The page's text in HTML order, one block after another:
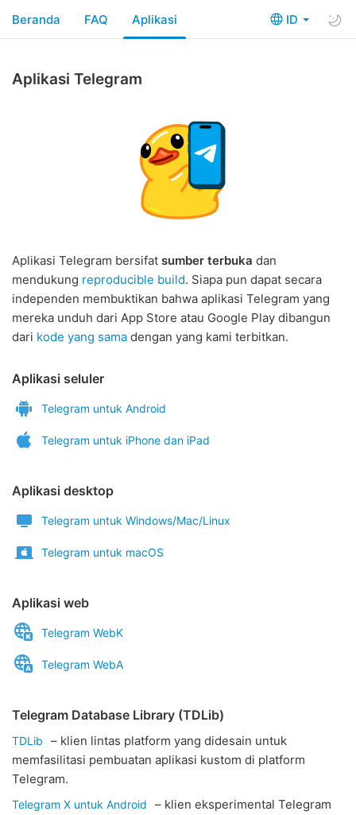
ID
Beranda FAQ Aplikasi
Aplikasi Telegram
Aplikasi Telegram bersifat sumber terbuka dan
mendukung reproducible build. Siapa pun dapat secara
independen membuktikan bahwa aplikasi Telegram yang
mereka unduh dari App Store atau Google Play dibangun
dari kode yang sama dengan yang kami terbitkan.
Aplikasi seluler
Telegram untuk Android
Telegram untuk iPhone dan iPad
Aplikasi desktop
Telegram untuk Windows/Mac/Linux
Telegram untuk macOS
Aplikasi web
Telegram WebK
Telegram WebA
Telegram Database Library (TDLib)
TDLib
– klien lintas platform yang didesain untuk
memfasilitasi pembuatan aplikasi kustom di platform
Telegram.
Telegram X untuk Android
– klien eksperimental Telegram